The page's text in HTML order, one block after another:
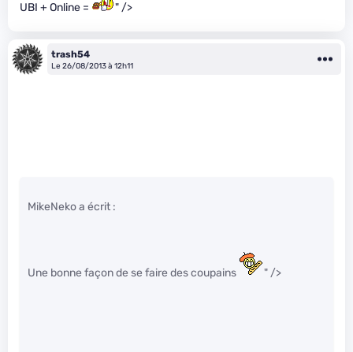
UBI + Online = " />
trash54
Le 26/08/2013 à 12h11
MikeNeko a écrit :
Une bonne façon de se faire des coupains " />